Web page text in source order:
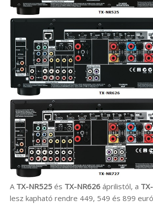
A TX-NR525 és TX-NR626 áprilistól, a
lesz kapható rendre 449, 549 és 899